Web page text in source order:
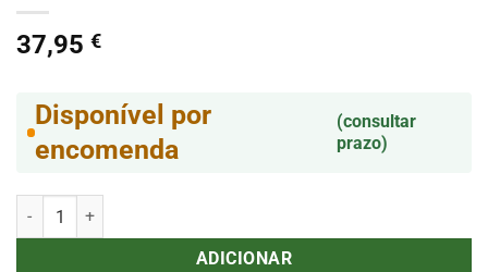
37,95 €
Disponível por
encomenda
(consultar
prazo)
Quantidade de Bloom B 3,78L (Athena)
ADICIONAR